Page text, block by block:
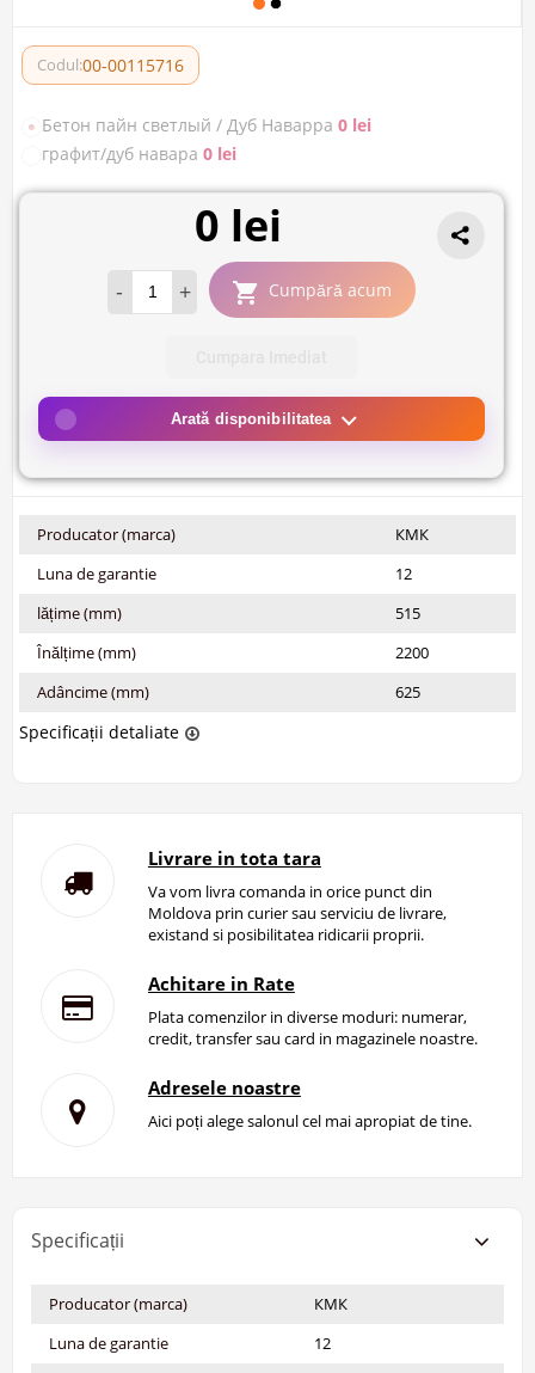
Codul:00-00115716
Бетон пайн светлый / Дуб Наварра 0 lei
графит/дуб навара 0 lei
0 lei
- + Cumpără acum
Arată disponibilitatea
Producator (marca)
КМК
Luna de garantie
12
lățime (mm)
515
Înălțime (mm)
2200
Adâncime (mm)
625
Specificații detaliate
Livrare in tota tara
Va vom livra comanda in orice punct din
Moldova prin curier sau serviciu de livrare,
existand si posibilitatea ridicarii proprii.
Achitare in Rate
Plata comenzilor in diverse moduri: numerar,
credit, transfer sau card in magazinele noastre.
Adresele noastre
Aici poți alege salonul cel mai apropiat de tine.
Specificații
Producator (marca)
КМК
Luna de garantie
12